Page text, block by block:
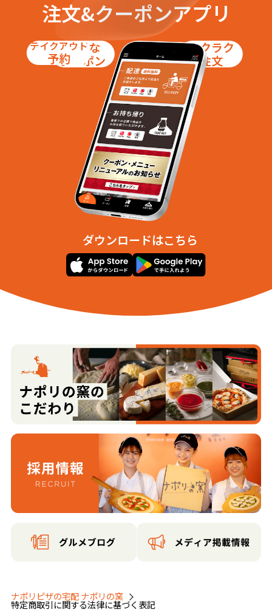
注文&クーポンアプリ
お得な
クーポン
テイクアウト
予約
ラクラク
注文
ダウンロードはこちら
ナポリピザの宅配 ナポリの窯
特定商取引に関する法律に基づく表記